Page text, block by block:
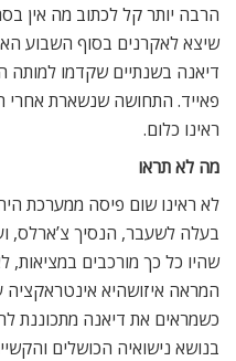
הרבה יותר קל לכתוב מה אין
שיצא לאקרנים בסוף השבוע
דיאנה בשנתיים שקדמו למותה
פאייד. התחושה שנשארת
ראינו כלום.
מה לא תראו
לא ראינו שום פיסה ממערכת
בעלה לשעבר, הנסיך צ’ארלס,
שהיו כל כך מורכבים במציאות,
המראה איזושהיא
כשמראים את דיאנה מתכוננת
בנושא נישואיה הכושלים